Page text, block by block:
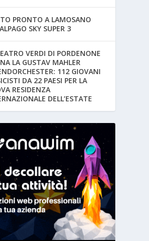
PRONTO A LAMOSANO
SKY SUPER 3
VERDI DI PORDENONE
LA GUSTAV MAHLER
112 GIOVANI
DA 22 PAESI PER LA
RESIDENZA
DELL’ESTATE